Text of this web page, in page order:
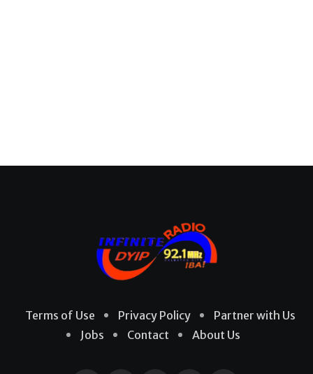
Terms of Use Privacy Policy
Partner with Us
Jobs
Contact About Us